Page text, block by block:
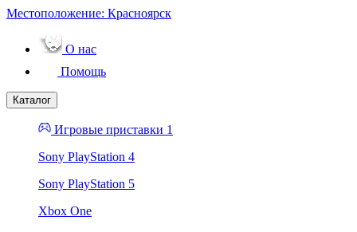
Местоположение: Красноярск
О нас
Помощь
Каталог
Игровые приставки 1
Sony PlayStation 4
Sony PlayStation 5
Xbox One